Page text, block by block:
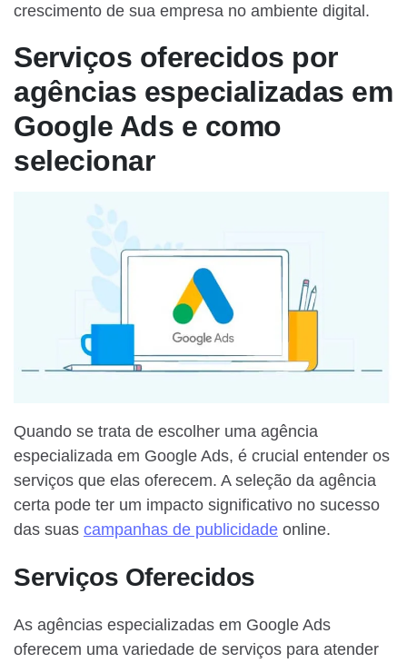
crescimento de sua empresa no ambiente digital.
Serviços oferecidos por
agências especializadas em
Google Ads e como
selecionar
Quando se trata de escolher uma agência
especializada em Google Ads, é crucial entender os
serviços que elas oferecem. A seleção da agência
certa pode ter um impacto significativo no sucesso
das suas campanhas de publicidade online.
Serviços Oferecidos
As agências especializadas em Google Ads
oferecem uma variedade de serviços para atender